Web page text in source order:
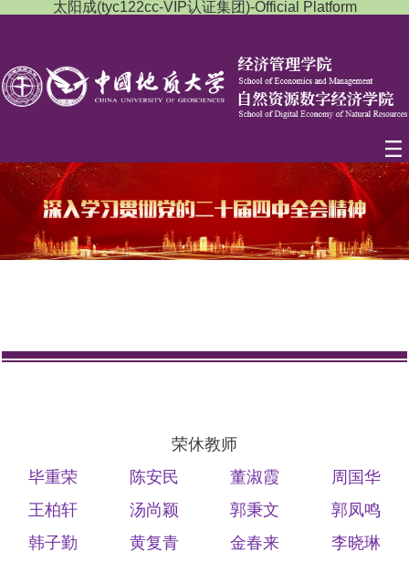
太阳成(tyc122cc-VIP认证集团)-Official Platform
荣休教师
毕重荣
陈安民 董淑霞
周国华
王柏轩
汤尚颖 郭秉文
郭凤鸣
韩子勤
黄复青 金春来
李晓琳